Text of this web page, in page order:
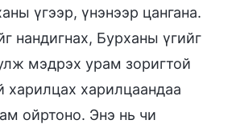
үгээр, үнэнээр цангана.
нандигнах, Бурханы үгийг
мэдрэх урам зоригтой
харилцах харилцаандаа
ойртоно. Энэ нь чи